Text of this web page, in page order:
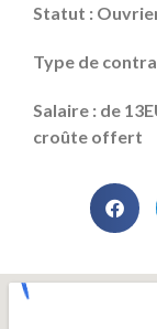
Statut :
Type de
Salaire : de
croûte offert